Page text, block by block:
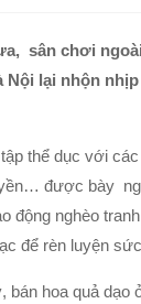
sân chơi
Nội lại nhộn
tập thể dục với
được bày
động nghèo
để rèn luyện
bán hoa quả dạo